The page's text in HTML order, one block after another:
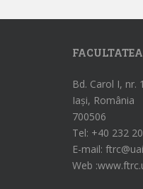
Bd. Carol I, nr.
Iași, România
700506
Tel: +40 232
E-mail:
Web